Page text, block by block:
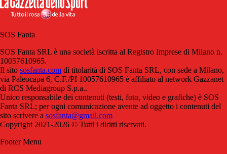
SOS Fanta
SOS Fanta SRL è una società iscritta al Registro Imprese di Milano n.
10057610965.
Il sito sosfanta.com di titolarità di SOS Fanta SRL, con sede a Milano,
via Paleocapa 6, C.F./PI 10057610965 è affiliato al network Gazzanet
di RCS Mediagroup S.p.a..
Unico responsabile dei contenuti (testi, foto, video e grafiche) è SOS
Fanta SRL; per ogni comunicazione avente ad oggetto i contenuti del
sito scrivere a sosfanta@gmail.com
Copyright 2021-2026 © Tutti i diritti riservati.
Footer Menu